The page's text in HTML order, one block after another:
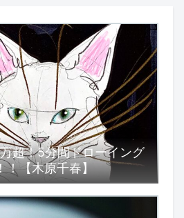
超！5分間ドローイング
！【木原千春】